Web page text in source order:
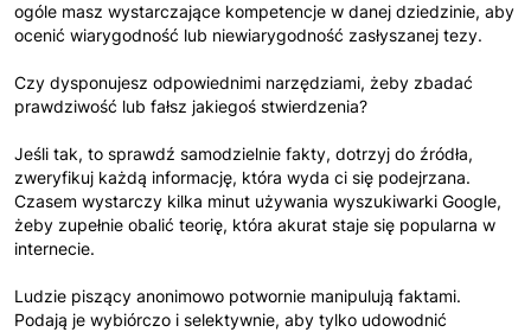
ogóle masz wystarczające kompetencje w danej dziedzinie, aby
ocenić wiarygodność lub niewiarygodność zasłyszanej tezy.
Czy dysponujesz odpowiednimi narzędziami, żeby zbadać
prawdziwość lub fałsz jakiegoś stwierdzenia?
Jeśli tak, to sprawdź samodzielnie fakty, dotrzyj do źródła,
zweryfikuj każdą informację, która wyda ci się podejrzana.
Czasem wystarczy kilka minut używania wyszukiwarki Google,
żeby zupełnie obalić teorię, która akurat staje się popularna w
internecie.
Ludzie piszący anonimowo potwornie manipulują faktami.
Podają je wybiórczo i selektywnie, aby tylko udowodnić